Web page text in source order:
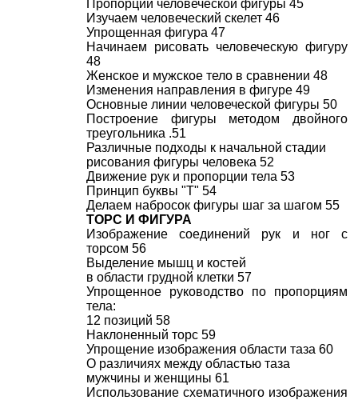
Пропорции человеческой фигуры 45
Изучаем человеческий скелет 46
Упрощенная фигура 47
Начинаем рисовать человеческую фигуру
48
Женское и мужское тело в сравнении 48
Изменения направления в фигуре 49
Основные линии человеческой фигуры 50
Построение фигуры методом двойного
треугольника .51
Различные подходы к начальной стадии
рисования фигуры человека 52
Движение рук и пропорции тела 53
Принцип буквы "Т" 54
Делаем набросок фигуры шаг за шагом 55
ТОРС И ФИГУРА
Изображение соединений рук и ног с
торсом 56
Выделение мышц и костей
в области грудной клетки 57
Упрощенное руководство по пропорциям
тела:
12 позиций 58
Наклоненный торс 59
Упрощение изображения области таза 60
О различиях между областью таза
мужчины и женщины 61
Использование схематичного изображения